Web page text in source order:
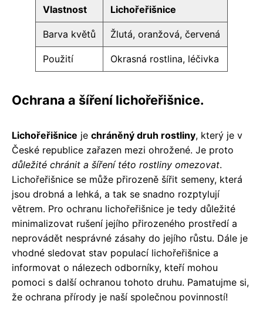
Vlastnost Lichořeřišnice
Barva květů Žlutá, oranžová, červená
Použití Okrasná rostlina, léčivka
Ochrana a šíření lichořeřišnice.
Lichořeřišnice je chráněný druh rostliny, který je v
České republice zařazen mezi ohrožené. Je proto
důležité chránit a šíření této rostliny omezovat.
Lichořeřišnice se může přirozeně šířit semeny, která
jsou drobná a lehká, a tak se snadno rozptylují
větrem. Pro ochranu lichořeřišnice je tedy důležité
minimalizovat rušení jejího přirozeného prostředí a
neprovádět nesprávné zásahy do jejího růstu. Dále je
vhodné sledovat stav populací lichořeřišnice a
informovat o nálezech odborníky, kteří mohou
pomoci s další ochranou tohoto druhu. Pamatujme si,
že ochrana přírody je naší společnou povinností!